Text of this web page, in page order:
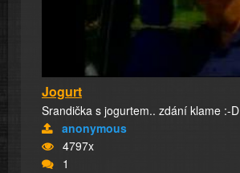
Jogurt
Srandička s jogurtem.. zdání klame :-D
anonymous
4797x
1